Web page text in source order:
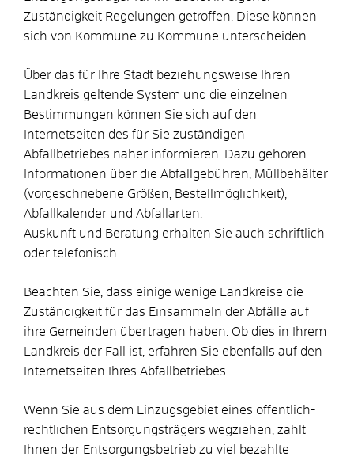
Zuständigkeit Regelungen getroffen. Diese können
sich von Kommune zu Kommune unterscheiden.
Über das für Ihre Stadt beziehungsweise Ihren
Landkreis geltende System und die einzelnen
Bestimmungen können Sie sich auf den
Internetseiten des für Sie zuständigen
Abfallbetriebes näher informieren. Dazu gehören
Informationen über die Abfallgebühren, Müllbehälter
(vorgeschriebene Größen, Bestellmöglichkeit),
Abfallkalender und Abfallarten.
Auskunft und Beratung erhalten Sie auch schriftlich
oder telefonisch.
Beachten Sie, dass einige wenige Landkreise die
Zuständigkeit für das Einsammeln der Abfälle auf
ihre Gemeinden übertragen haben. Ob dies in Ihrem
Landkreis der Fall ist, erfahren Sie ebenfalls auf den
Internetseiten Ihres Abfallbetriebes.
Wenn Sie aus dem Einzugsgebiet eines öffentlich-
rechtlichen Entsorgungsträgers wegziehen, zahlt
Ihnen der Entsorgungsbetrieb zu viel bezahlte